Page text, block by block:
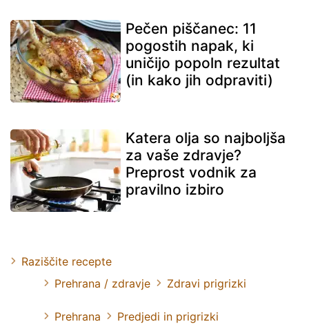
Pečen piščanec: 11
pogostih napak, ki
uničijo popoln rezultat
(in kako jih odpraviti)
Katera olja so najboljša
za vaše zdravje?
Preprost vodnik za
pravilno izbiro
Raziščite recepte
Prehrana / zdravje
Zdravi prigrizki
Prehrana Predjedi in prigrizki